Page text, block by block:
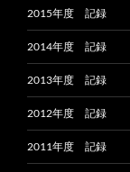
2015年度 記録
2014年度 記録
2013年度 記録
2012年度 記録
2011年度 記録